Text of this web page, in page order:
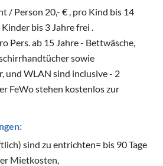
/ Person 20,- € , pro Kind bis 14
bis 3 Jahre frei .
Pers. ab 15 Jahre - Bettwäsche,
sowie
und WLAN sind inclusive - 2
FeWo stehen kostenlos zur
sind zu entrichten= bis 90 Tage
Mietkosten,